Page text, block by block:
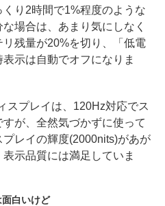
り2時間で1%程度のような
場合は、あまり気にしなく
残量が20%を切り、「低電
示は自動でオフになりま
スプレイは、120Hz対応でス
が、全然気づかずに使って
レイの輝度(2000nits)があが
示品質には満足していま
白いけど